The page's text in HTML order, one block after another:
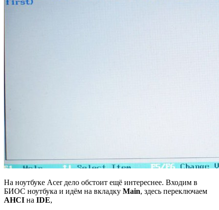
На ноутбуке Acer дело обстоит ещё интереснее. Входим в
БИОС ноутбука и идём на вкладку Main, здесь переключаем
AHCI на IDE,